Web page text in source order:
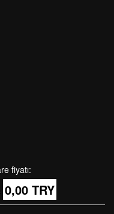
fiyatı:
0,00 TRY